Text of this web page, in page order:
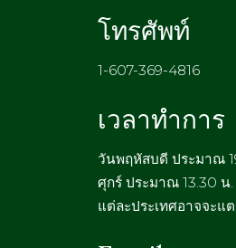
โทรศัพท์
1-607-369-4816
เวลาทำการ
วันพฤหัสบดี ประมาณ
ศุกร์ ประมาณ 13.30 น.
แต่ละประเทศอาจจะแ